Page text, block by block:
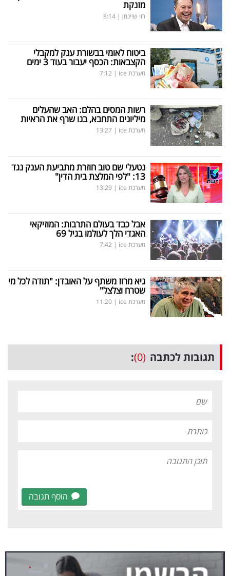
פרסמו
באייס
עקבו
אחרינו:
מזנקת
רוי שיינמן |
8:14
ביטוח לאומי בבשורת ענק למקבלי
הקצבאות: הכסף יעבור בעוד 3 ימים
מערכת ice |
7:12
רשות המסים בהלם: האב שהעלים
מיליונים התחבא, בנו שרף את הראיות
מערכת ice |
13:27
נטעלי שם טוב חוזרת מתביעת הענק נגד
13: "לפי המלצת בית הדין"
מערכת ice |
13:29
אבל כבד בעולם התרבות: המוזיקאי
האגדי הלך לעולמו בגיל 69
מערכת ice |
7:42
גיא מרוז משתף על האובדן: "תודה לכל מי
שטרח וצלצל"
מערכת ice |
11:20
תגובות לכתבה (0)
:
הוסף תגובה